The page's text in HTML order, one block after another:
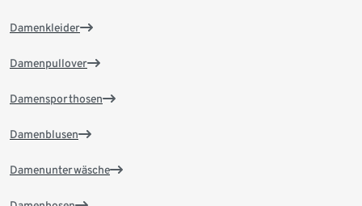
Damenkleider
Damenpullover
Damensporthosen
Damenblusen
Damenunterwäsche